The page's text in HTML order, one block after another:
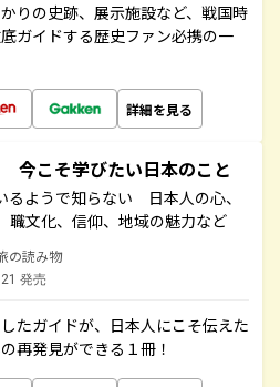
りの史跡、展示施設など、戦国時
ガイドする歴史ファン必携の一
詳細を見る
今こそ学びたい日本のこと
るようで知らない 日本人の心、
職文化、信仰、地域の魅力など
の読み物
発売
たガイドが、日本人にこそ伝えた
再発見ができる１冊！